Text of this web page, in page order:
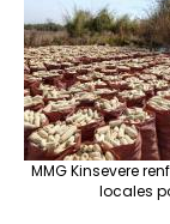
MMG Kinsevere
locales